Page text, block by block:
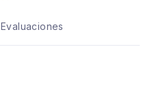
Evaluaciones